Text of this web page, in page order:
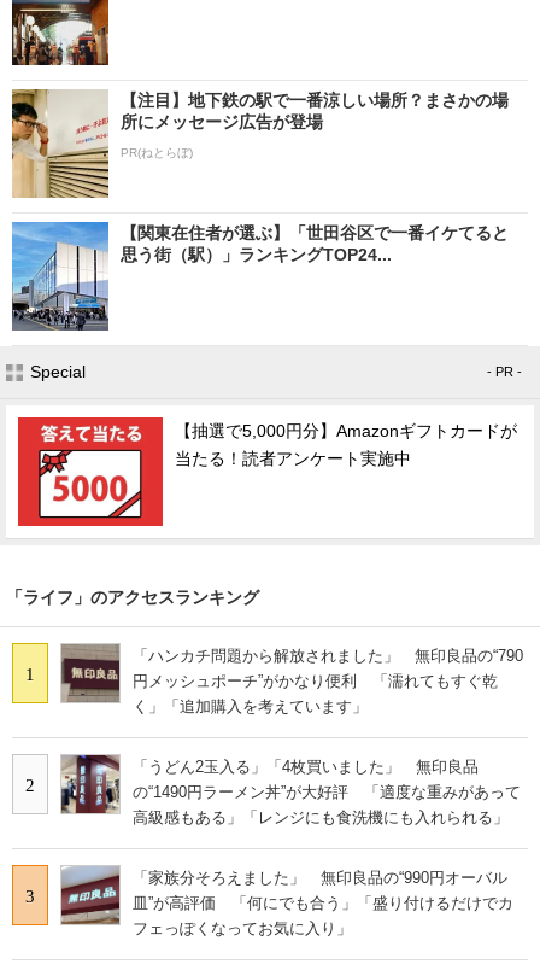
【注目】地下鉄の駅で一番涼しい場所？まさかの場
所にメッセージ広告が登場
PR(ねとらぼ)
【関東在住者が選ぶ】「世田谷区で一番イケてると
思う街（駅）」ランキングTOP24...
Special - PR -
【抽選で5,000円分】Amazonギフトカードが
当たる！読者アンケート実施中
「ライフ」のアクセスランキング
1
「ハンカチ問題から解放されました」 無印良品の“790
円メッシュポーチ”がかなり便利 「濡れてもすぐ乾
く」「追加購入を考えています」
2
「うどん2玉入る」「4枚買いました」 無印良品
の“1490円ラーメン丼”が大好評 「適度な重みがあって
高級感もある」「レンジにも食洗機にも入れられる」
3
「家族分そろえました」 無印良品の“990円オーバル
皿”が高評価 「何にでも合う」「盛り付けるだけでカ
フェっぽくなってお気に入り」